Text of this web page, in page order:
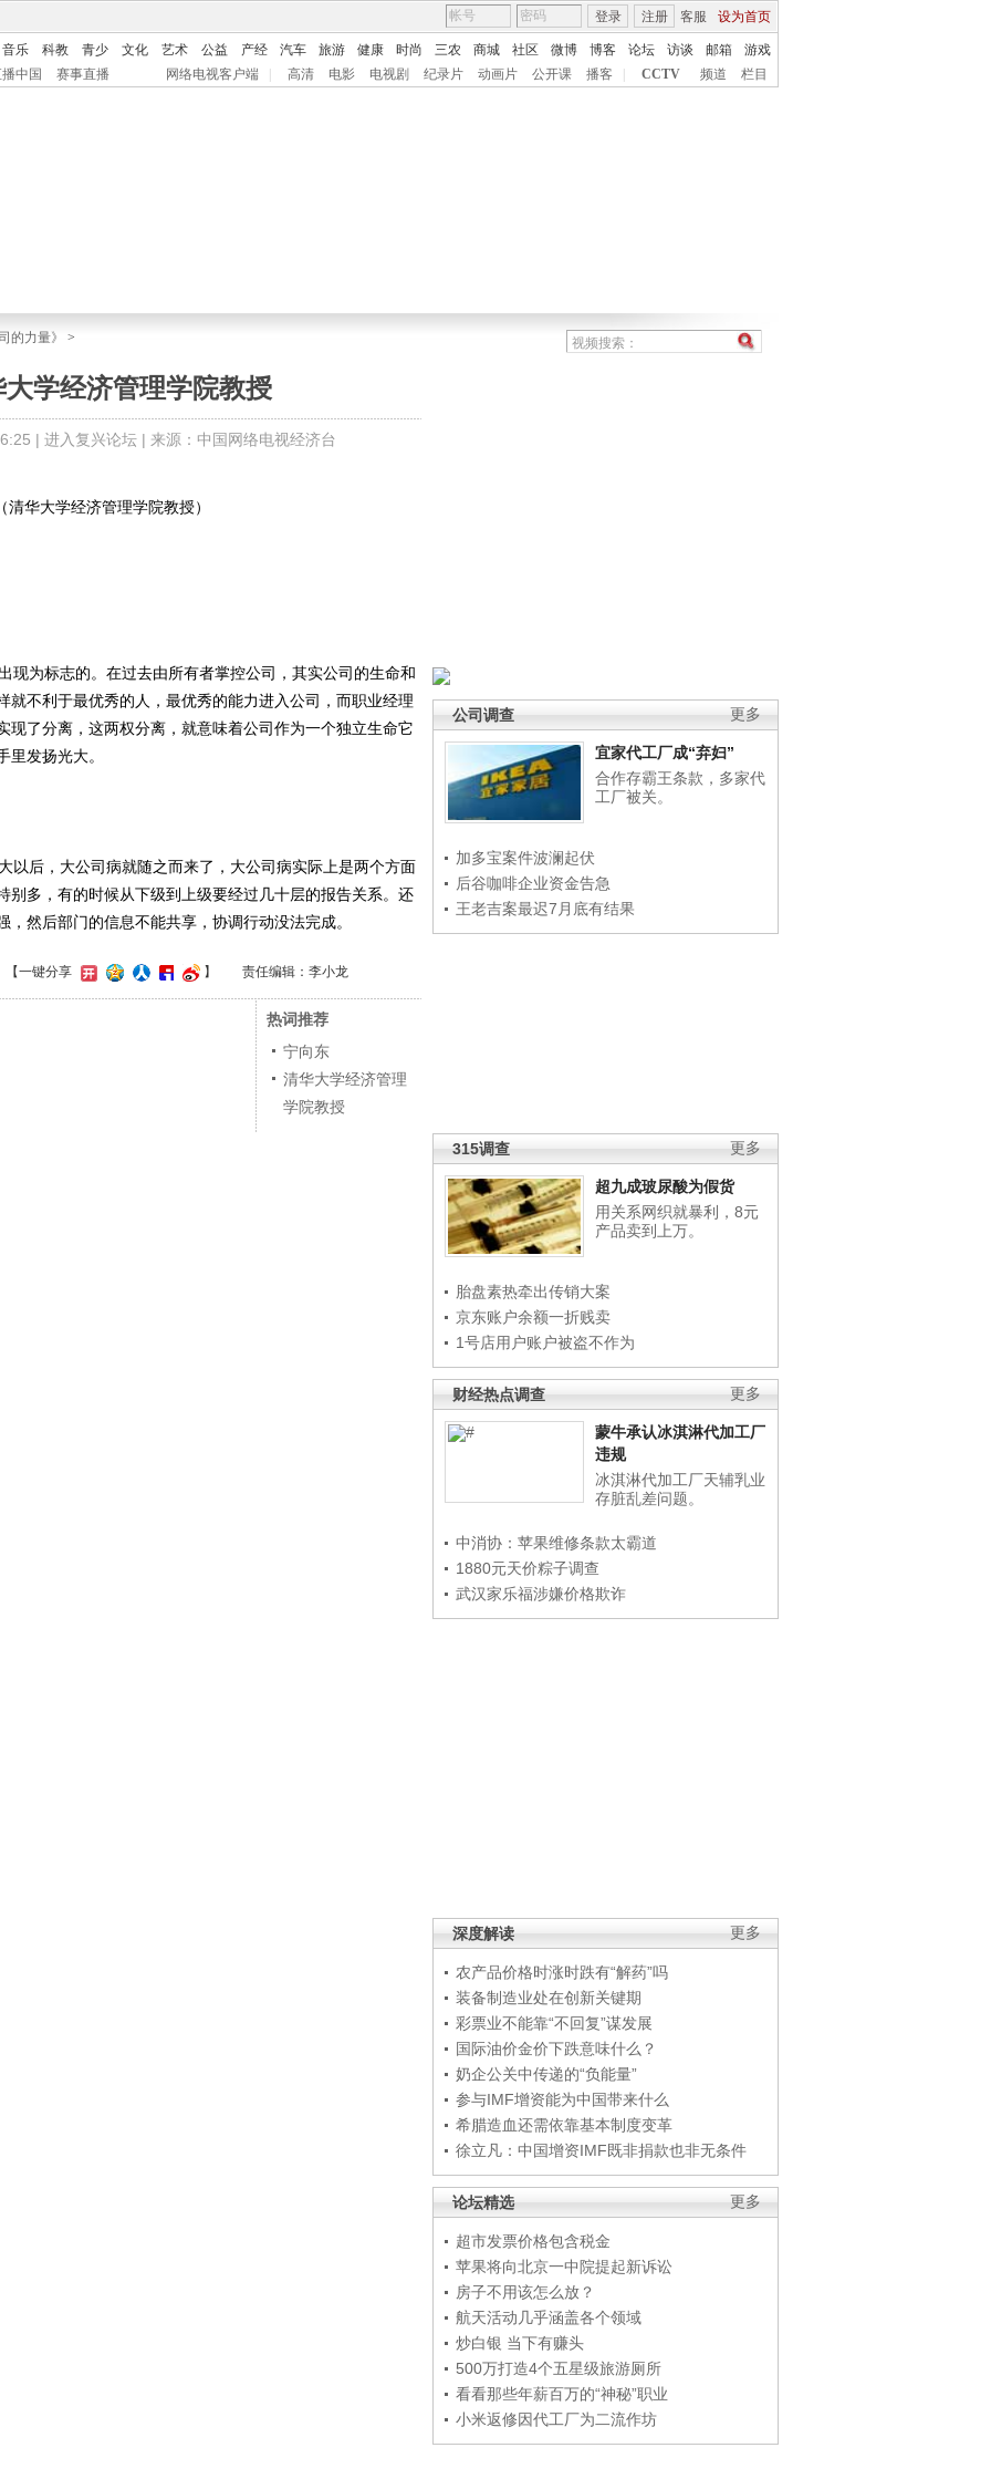
客服 设为首页
登录 注册
音乐 科教 青少 文化 艺术 公益 产经 汽车 旅游 健康 时尚 三农 商城 社区 微博 博客 论坛 访谈 邮箱
游戏
中国
赛事直播 网络电视客户端 高清 电影 电视剧 纪录片 动画片 公开课 播客 CCTV 频道 栏目
的力量》 >
学经济管理学院教授
| 进入复兴论坛| 来源：中国网络电视经济台
更多
公司调查
宜家代工厂成“弃妇”
合作存霸王条款，多家代
工厂被关。
加多宝案件波澜起伏
后谷咖啡企业资金告急
王老吉案最迟7月底有结果
更多
315调查
超九成玻尿酸为假货
用关系网织就暴利，8元
产品卖到上万。
胎盘素热牵出传销大案
京东账户余额一折贱卖
1号店用户账户被盗不作为
更多
财经热点调查
蒙牛承认冰淇淋代加工厂
违规
冰淇淋代加工厂天辅乳业
存脏乱差问题。
中消协：苹果维修条款太霸道
1880元天价粽子调查
武汉家乐福涉嫌价格欺诈
更多
深度解读
农产品价格时涨时跌有“解药”吗
装备制造业处在创新关键期
彩票业不能靠“不回复”谋发展
国际油价金价下跌意味什么？
奶企公关中传递的“负能量”
参与IMF增资能为中国带来什么
希腊造血还需依靠基本制度变革
徐立凡：中国增资IMF既非捐款也非无条件
更多
论坛精选
超市发票价格包含税金
苹果将向北京一中院提起新诉讼
房子不用该怎么放？
航天活动几乎涵盖各个领域
炒白银 当下有赚头
500万打造4个五星级旅游厕所
看看那些年薪百万的“神秘”职业
小米返修因代工厂为二流作坊
华大学经济管理学院教授）
为标志的。在过去由所有者掌控公司，其实公司的生命和
就不利于最优秀的人，最优秀的能力进入公司，而职业经理
现了分离，这两权分离，就意味着公司作为一个独立生命它
发扬光大。
后，大公司病就随之而来了，大公司病实际上是两个方面
别多，有的时候从下级到上级要经过几十层的报告关系。还
然后部门的信息不能共享，协调行动没法完成。
【一键分享 】 责任编辑：李小龙
热词推荐
宁向东
清华大学经济管理
学院教授